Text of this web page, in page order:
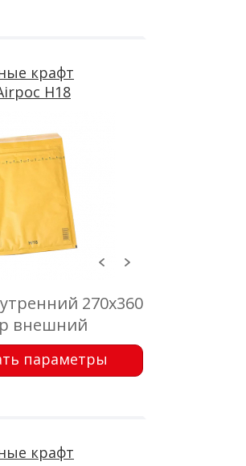
крафт
H18
270x360
внешний
клапан 50 мм,
75 г/м2,
параметры
крафт